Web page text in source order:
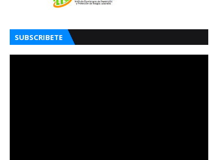
SUBSCRIBETE